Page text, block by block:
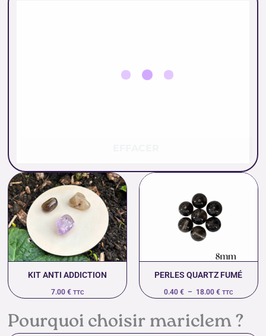
KIT ANTI ADDICTION
7.00 € TTC
PERLES QUARTZ FUMÉ
0.40 € – 18.00 €
0.40 €
à
18.00 €
TTC
Pourquoi choisir mariclem ?